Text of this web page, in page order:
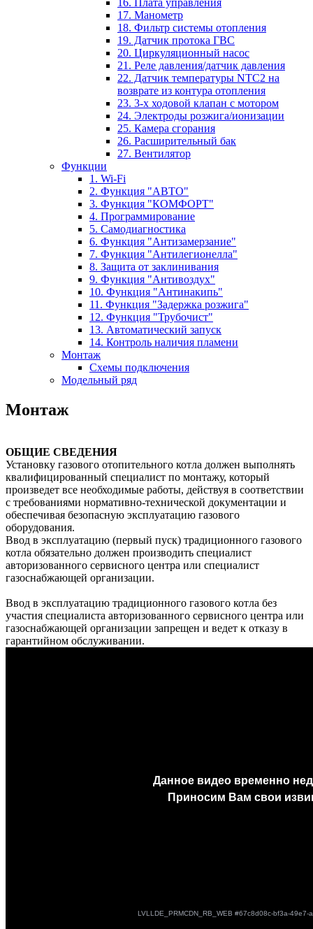
17. Манометр
18. Фильтр системы отопления
19. Датчик протока ГВС
20. Циркуляционный насос
21. Реле давления/датчик давления
22. Датчик температуры NTC2 на
возврате из контура отопления
23. 3-х ходовой клапан с мотором
24. Электроды розжига/ионизации
25. Камера сгорания
26. Расширительный бак
27. Вентилятор
Функции
1. Wi-Fi
2. Функция "АВТО"
3. Функция "КОМФОРТ"
4. Программирование
5. Самодиагностика
6. Функция "Антизамерзание"
7. Функция "Антилегионелла"
8. Защита от заклинивания
9. Функция "Антивоздух"
10. Функция "Антинакипь"
11. Функция "Задержка розжига"
12. Функция "Трубочист"
13. Автоматический запуск
14. Контроль наличия пламени
Монтаж
Схемы подключения
Модельный ряд
Монтаж
ОБЩИЕ СВЕДЕНИЯ
Установку газового отопительного котла должен выполнять
квалифицированный специалист по монтажу, который
произведет все необходимые работы, действуя в соответствии
с требованиями нормативно-технической документации и
обеспечивая безопасную эксплуатацию газового
оборудования.
Ввод в эксплуатацию (первый пуск) традиционного газового
котла обязательно должен производить специалист
авторизованного сервисного центра или специалист
газоснабжающей организации.
Ввод в эксплуатацию традиционного газового котла без
участия специалиста авторизованного сервисного центра или
газоснабжающей организации запрещен и ведет к отказу в
гарантийном обслуживании.